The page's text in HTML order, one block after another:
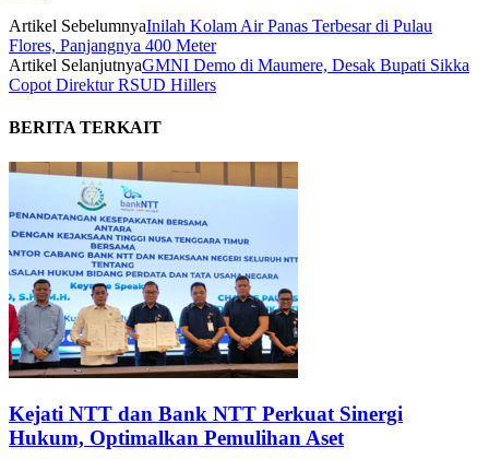
Artikel SebelumnyaInilah Kolam Air Panas Terbesar di Pulau
Flores, Panjangnya 400 Meter
Artikel SelanjutnyaGMNI Demo di Maumere, Desak Bupati Sikka
Copot Direktur RSUD Hillers
BERITA TERKAIT
Kejati NTT dan Bank NTT Perkuat Sinergi
Hukum, Optimalkan Pemulihan Aset